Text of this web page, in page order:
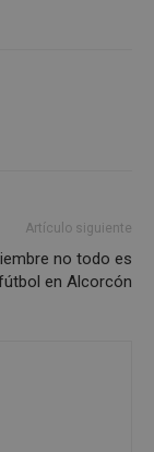
Artículo siguiente
no todo es
en Alcorcón
el